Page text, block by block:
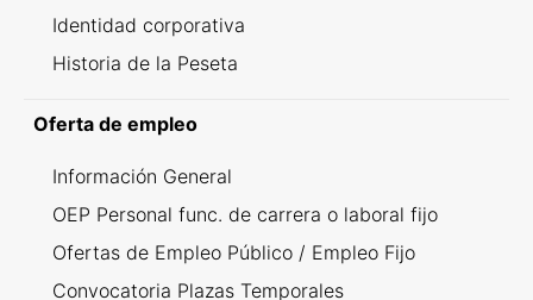
Identidad corporativa
Historia de la Peseta
Oferta de empleo
Información General
OEP Personal func. de carrera o laboral fijo
Ofertas de Empleo Público / Empleo Fijo
Convocatoria Plazas Temporales